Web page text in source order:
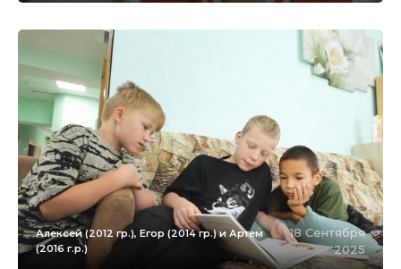
Алексей (2012 гр.), Егор (2014 гр.) и Артем
(2016 г.р.)
18 Сентября
2025